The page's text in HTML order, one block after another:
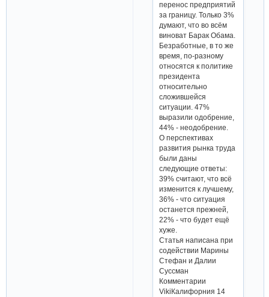
перенос предприятий
за границу. Только 3%
думают, что во всём
виноват Барак Обама.
Безработные, в то же
время, по-разному
относятся к политике
президента
относительно
сложившейся
ситуации. 47%
выразили одобрение,
44% - неодобрение.
О перспективах
развития рынка труда
были даны
следующие ответы:
39% считают, что всё
изменится к лучшему,
36% - что ситуация
останется прежней,
22% - что будет ещё
хуже.
Статья написана при
содействии Марины
Стефан и Далии
Суссман
Комментарии
VikiКалифорния 14